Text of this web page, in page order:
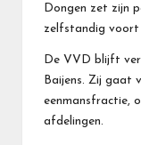
Dongen zet zijn
zelfstandig voort
De VVD blijft
Baijens. Zij gaat
eenmansfractie,
afdelingen.